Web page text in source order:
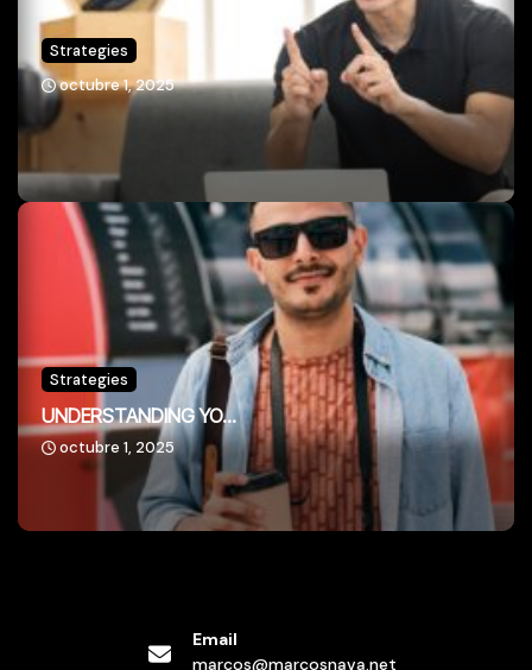
Strategies
octubre 1, 2025
Strategies
UNDERSTANDING YO...
octubre 1, 2025
Email
marcos@marcosnava.net